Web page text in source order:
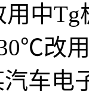
用中Tg
改
车电